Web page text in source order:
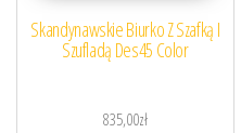
Skandynawskie Biurko Z Szafką I
Szufladą Des45 Color
835,00zł